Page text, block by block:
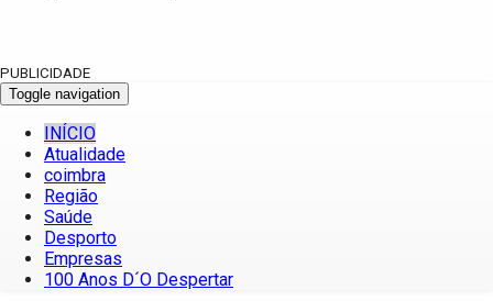
PUBLICIDADE
Toggle navigation
INÍCIO
Atualidade
coimbra
Região
Saúde
Desporto
Empresas
100 Anos D´O Despertar